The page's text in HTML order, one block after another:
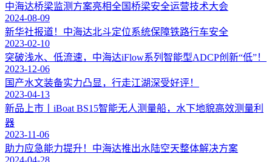
中海达桥梁监测方案亮相全国桥梁安全运营技术大会
2024-08-09
新华社报道！中海达北斗定位系统保障铁路行车安全
2023-02-10
突破浅水、低流速，中海达iFlow系列智能型ADCP创新“低”！
2023-12-06
国产水文装备实力凸显，行走江湖深受好评！
2023-04-13
新品上市丨iBoat BS15智能无人测量船，水下地貌高效测量利
器
2023-11-06
助力应急能力提升！中海达推出水陆空天整体解决方案
2024-04-28